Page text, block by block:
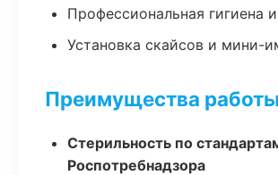
Профессиональная гигиена
Установка скайсов и мини-
Преимущества
Стерильность по
Роспотребнадзора